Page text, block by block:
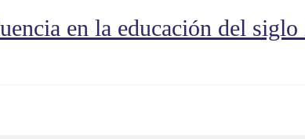
en la educación del